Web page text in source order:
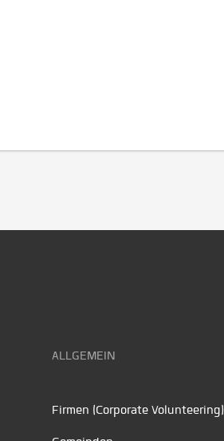
ALLGEMEIN
Firmen (Corporate Volunteering)